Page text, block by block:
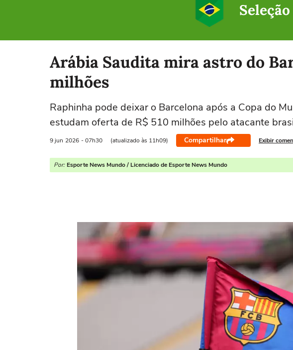
Selecione o time para ver as notícias
Arábia Saudita mira astro do
milhões
Raphinha pode deixar o Barcelona após a Copa do
estudam oferta de R$ 510 milhões pelo atacante
9 jun 2026 - 07h30 (atualizado às 11h09) Compartilhar Exibir
Por: Esporte News Mundo / Licenciado de Esporte News Mundo